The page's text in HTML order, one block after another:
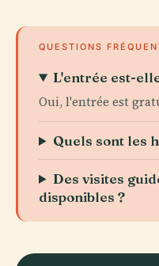
QUESTIONS
L'entrée est-
Oui, l'entrée est
Quels sont les
Des visites
disponibles ?